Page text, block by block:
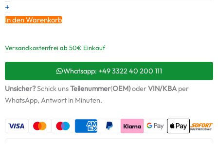
MITSUBISHI
EVO
IX
1515A054
ABS889
Starter-
Keramiköl
Menge
+
In den Warenkorb
Versandkostenfrei ab 50€ Einkauf
Whatsapp: +49 3322 40 200 111
Unsicher?Schick unsTeilenummer(OEM)oderVIN/KBAper
WhatsApp, Antwort in Minuten.